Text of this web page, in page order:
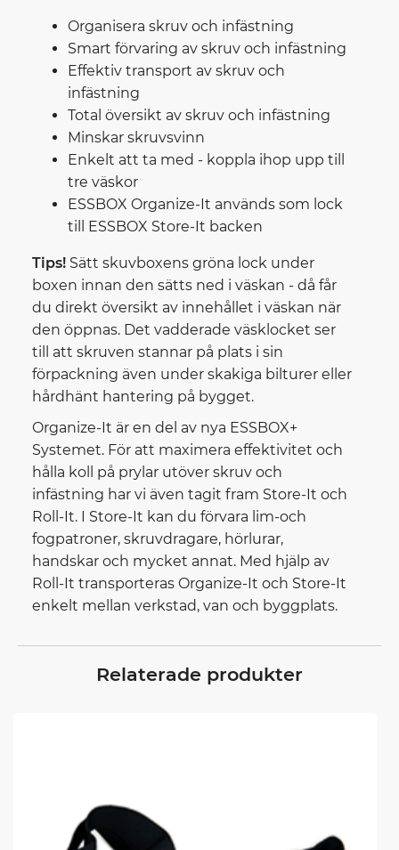
Organisera skruv och infästning
Smart förvaring av skruv och infästning
Effektiv transport av skruv och
infästning
Total översikt av skruv och infästning
Minskar skruvsvinn
Enkelt att ta med - koppla ihop upp till
tre väskor
ESSBOX Organize-It används som lock
till ESSBOX Store-It backen
Tips! Sätt skuvboxens gröna lock under
boxen innan den sätts ned i väskan - då får
du direkt översikt av innehållet i väskan när
den öppnas. Det vadderade väsklocket ser
till att skruven stannar på plats i sin
förpackning även under skakiga bilturer eller
hårdhänt hantering på bygget.
Organize-It är en del av nya ESSBOX+
Systemet. För att maximera effektivitet och
hålla koll på prylar utöver skruv och
infästning har vi även tagit fram Store-It och
Roll-It. I Store-It kan du förvara lim-och
fogpatroner, skruvdragare, hörlurar,
handskar och mycket annat. Med hjälp av
Roll-It transporteras Organize-It och Store-It
enkelt mellan verkstad, van och byggplats.
Relaterade produkter